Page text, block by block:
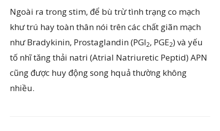
Ngoài ra trong stim, để bù trừ tình trạng co mạch
khư trú hay toàn thân nói trên các chất giãn mạch
như Bradykinin, Prostaglandin (PGI2, PGE2) và yếu
tố nhĩ tăng thải natri (Atrial Natriuretic Peptid) APN
cũng được huy động song hquả thường không
nhiều.